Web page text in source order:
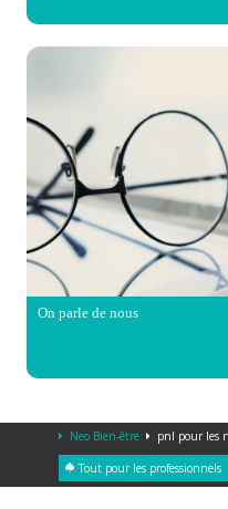
On parle de nous
Neo Bien-être pnl pour les
Tout pour les professionnels